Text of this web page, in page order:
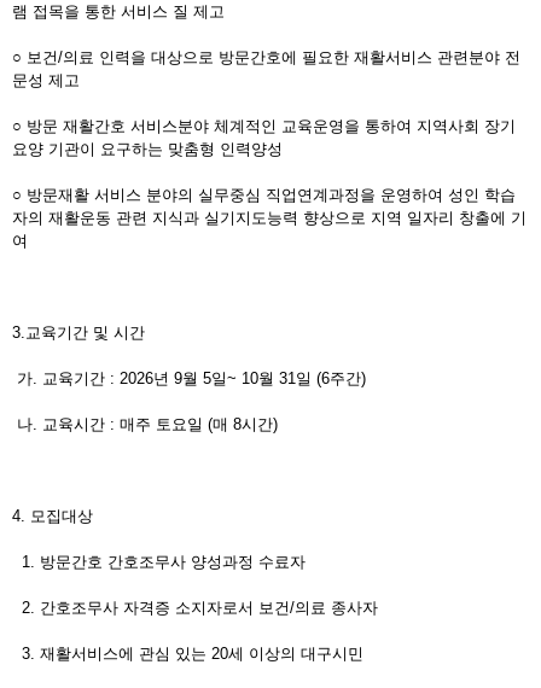
램 접목을 통한 서비스 질 제고
○ 보건/의료 인력을 대상으로 방문간호에 필요한 재활서비스 관련분야 전
문성 제고
○ 방문 재활간호 서비스분야 체계적인 교육운영을 통하여 지역사회 장기
요양 기관이 요구하는 맞춤형 인력양성
○ 방문재활 서비스 분야의 실무중심 직업연계과정을 운영하여 성인 학습
자의 재활운동 관련 지식과 실기지도능력 향상으로 지역 일자리 창출에 기
여
3.교육기간 및 시간
가. 교육기간 : 2026년 9월 5일~ 10월 31일 (6주간)
나. 교육시간 : 매주 토요일 (매 8시간)
4. 모집대상
1. 방문간호 간호조무사 양성과정 수료자
2. 간호조무사 자격증 소지자로서 보건/의료 종사자
3. 재활서비스에 관심 있는 20세 이상의 대구시민